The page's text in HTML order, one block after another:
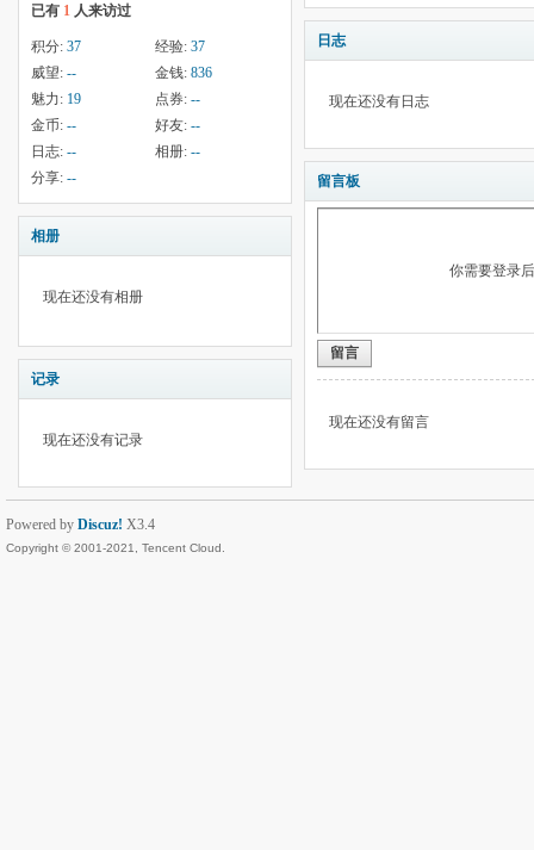
已有 1 人来访过
积分: 37 经验: 37
威望: -- 金钱: 836
魅力: 19 点券: --
金币: -- 好友: --
日志: -- 相册: --
分享: --
相册
现在还没有相册
记录
现在还没有记录
日志
现在还没有日志
留言板
你需要登录
留言
现在还没有留言
Powered by Discuz! X3.4
Copyright © 2001-2021, Tencent Cloud.